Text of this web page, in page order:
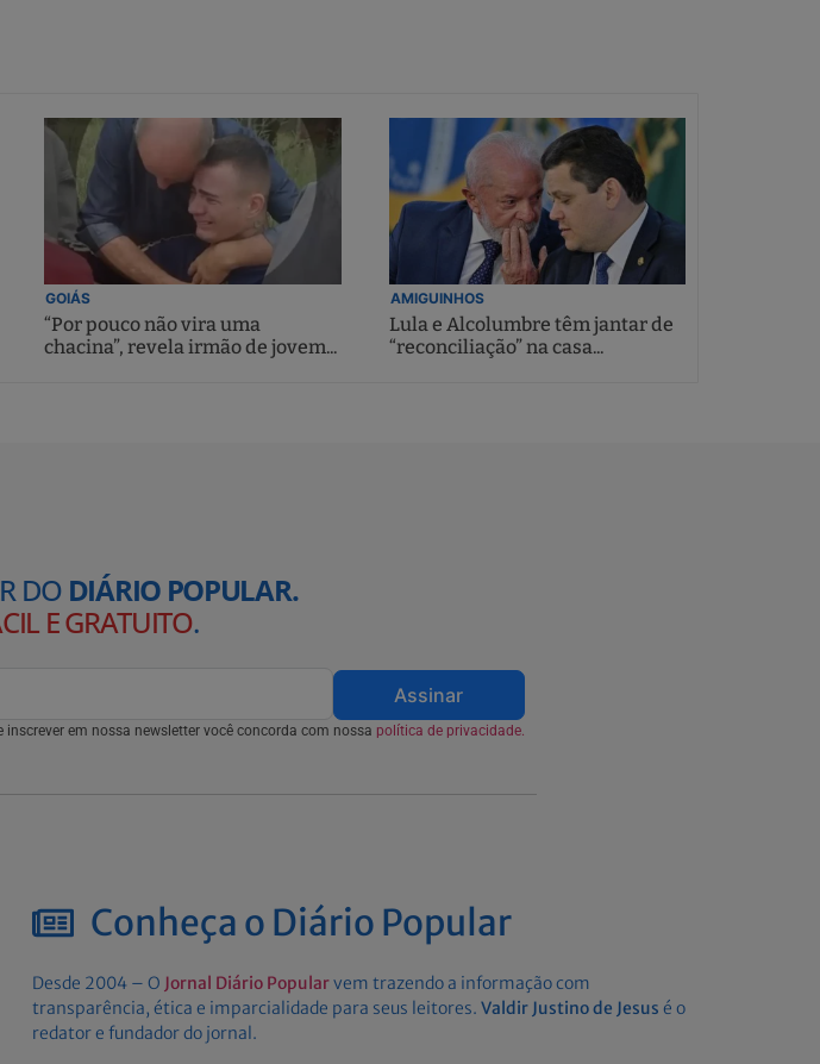
GOIÁS
“Por pouco não vira uma
chacina”, revela irmão de jovem...
AMIGUINHOS
Lula e Alcolumbre têm jantar de
“reconciliação” na casa...
DO DIÁRIO POPULAR.
E GRATUITO.
Assinar
inscrever em nossa newsletter você concorda com nossa política de privacidade.
Conheça o Diário Popular
Desde 2004 – O Jornal Diário Popularvem trazendo a informação com
transparência, ética e imparcialidade para seus leitores. Valdir Justino de Jesus é o
redator e fundador do jornal.